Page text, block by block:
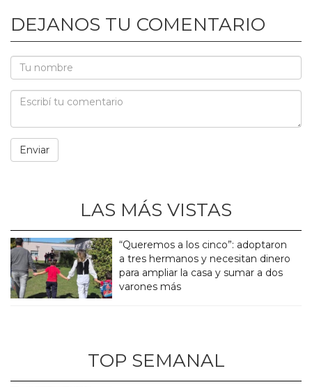
DEJANOS TU COMENTARIO
LAS MÁS VISTAS
“Queremos a los cinco”: adoptaron
a tres hermanos y necesitan dinero
para ampliar la casa y sumar a dos
varones más
TOP SEMANAL